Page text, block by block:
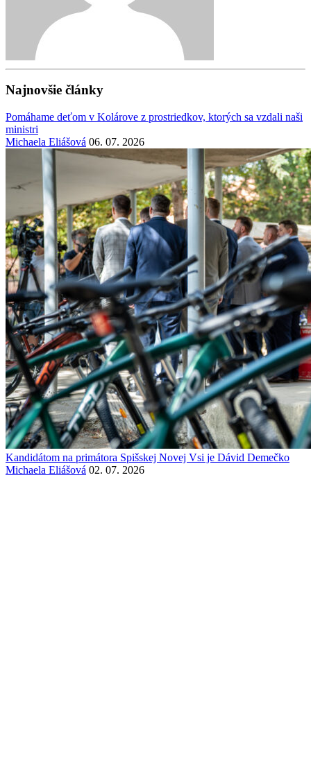
Najnovšie články
Pomáhame deťom v Kolárove z prostriedkov, ktorých sa vzdali naši
ministri
Michaela Eliášová 06. 07. 2026
Kandidátom na primátora Spišskej Novej Vsi je Dávid Demečko
Michaela Eliášová 02. 07. 2026